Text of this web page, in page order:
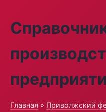
Главная » Приволжский